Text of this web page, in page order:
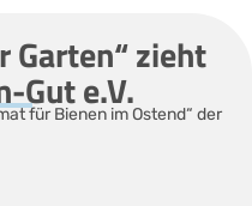
Garten“ zieht
Gut e.V.
für Bienen im Ostend“ der